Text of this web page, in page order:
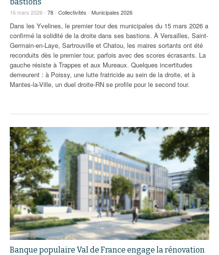
16 mars 2026 - 78- Collectivités - Municipales 2026
Dans les Yvelines, le premier tour des municipales du 15 mars 2026 a
confirmé la solidité de la droite dans ses bastions. À Versailles, Saint-
Germain-en-Laye, Sartrouville et Chatou, les maires sortants ont été
reconduits dès le premier tour, parfois avec des scores écrasants. La
gauche résiste à Trappes et aux Mureaux. Quelques incertitudes
demeurent : à Poissy, une lutte fratricide au sein de la droite, et à
Mantes-la-Ville, un duel droite-RN se profile pour le second tour.
Banque populaire Val de France engage la rénovation